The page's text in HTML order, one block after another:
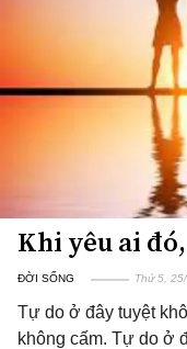
Khi yêu ai
ĐỜI SỐNG Thứ 5,
Tự do ở đây tuyệt
không cấm. Tự do ở